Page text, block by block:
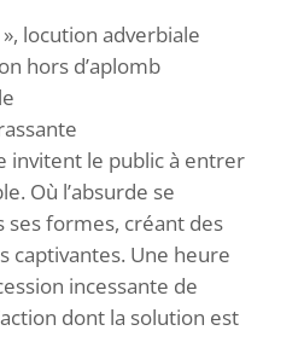
locution adverbiale
hors d’aplomb
invitent le public à entrer
Où l’absurde se
formes, créant des
captivantes. Une heure
incessante de
dont la solution est